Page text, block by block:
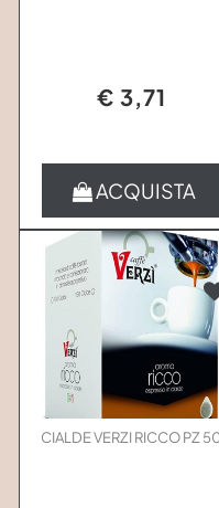
€ 3,71
ACQUISTA
CIALDE VERZI RICCO PZ